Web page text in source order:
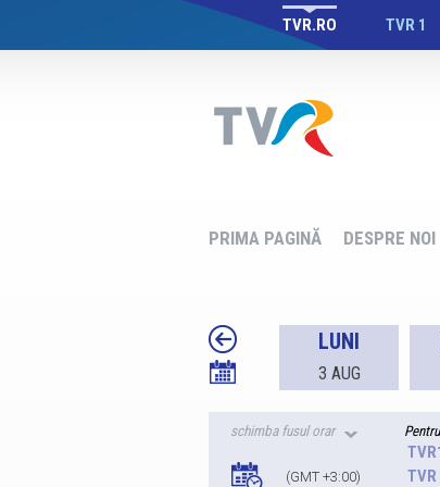
TVR 1
TVR.RO
PRIMA PAGINĂ DESPRE NOI
DUMINICĂ
2 AUG
LUNI
3 AUG
(GMT +3:00)
TVR